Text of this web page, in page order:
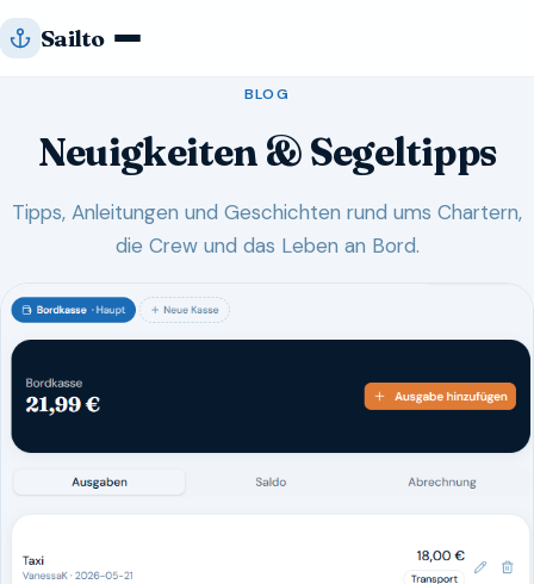
Zum
InhaltSailto
BLOG
Neuigkeiten & Segeltipps
Tipps, Anleitungen und Geschichten rund ums Chartern,
die Crew und das Leben an Bord.